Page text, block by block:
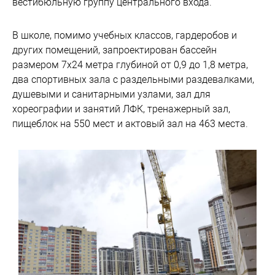
В школе, помимо учебных классов, гардеробов и
других помещений, запроектирован бассейн
размером 7х24 метра глубиной от 0,9 до 1,8 метра,
два спортивных зала с раздельными раздевалками,
душевыми и санитарными узлами, зал для
хореографии и занятий ЛФК, тренажерный зал,
пищеблок на 550 мест и актовый зал на 463 места.